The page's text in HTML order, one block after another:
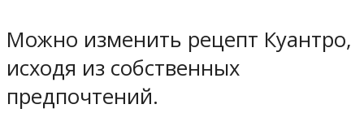
Можно изменить рецепт Куантро,
исходя из собственных
предпочтений.